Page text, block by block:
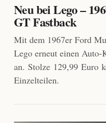
Neu bei Lego –
GT Fastback
Mit dem 1967er Ford
Lego erneut einen Auto-
an. Stolze 129,99 Euro
Einzelteilen.